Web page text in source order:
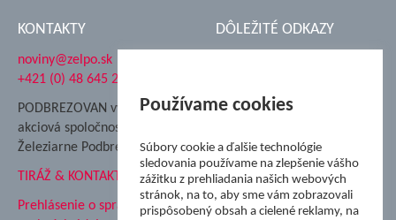
KONTAKTY
noviny@zelpo.sk
+421 (0) 48 645 2711
PODBREZOVAN vydáva
akciová spoločnosť
Železiarne Podbrezová
TIRÁŽ & KONTAKT
Prehlásenie o spracovaní
DÔLEŽITÉ ODKAZY
Nadácia Železiarne
ŽP Informatika s.r.o.
ŠK Železiarne Podbrezová
Tále a.s.
Používame cookies
Súbory cookie a ďalšie technológie
sledovania používame na zlepšenie vášho
zážitku z prehliadania našich webových
stránok, na to, aby sme vám zobrazovali
prispôsobený obsah a cielené reklamy, na